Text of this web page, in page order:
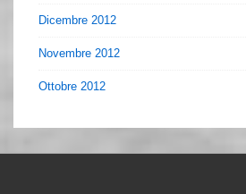
Dicembre 2012
Novembre 2012
Ottobre 2012